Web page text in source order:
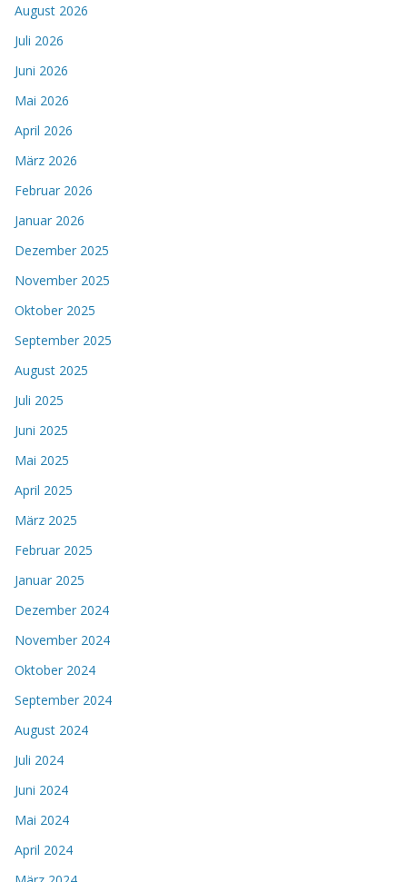
August 2026
Juli 2026
Juni 2026
Mai 2026
April 2026
März 2026
Februar 2026
Januar 2026
Dezember 2025
November 2025
Oktober 2025
September 2025
August 2025
Juli 2025
Juni 2025
Mai 2025
April 2025
März 2025
Februar 2025
Januar 2025
Dezember 2024
November 2024
Oktober 2024
September 2024
August 2024
Juli 2024
Juni 2024
Mai 2024
April 2024